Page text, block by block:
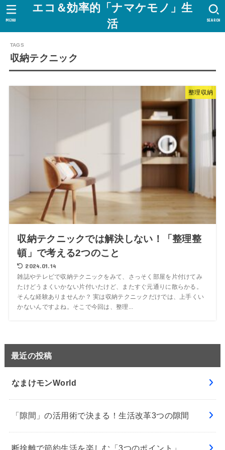
エコ＆効率的「ナマケモノ」生
活
SEARCH
MENU
収納テクニック
整理収納
収納テクニックでは解決しない！「整理整
頓」で考える2つのこと
2024.01.14
雑誌やテレビで収納テクニックをみて、さっそく部屋を片付けてみ
たけどうまくいかない片付いたけど、またすぐ元通りに散らかる。
そんな経験ありませんか？ 実は収納テクニックだけでは、上手くい
かないんですよね。そこで今回は、整理...
最近の投稿
なまけモンWorld
「隙間」の活用術で決まる！生活改革3つの隙間
断捨離で節約生活を楽しむ「3つのポイント」